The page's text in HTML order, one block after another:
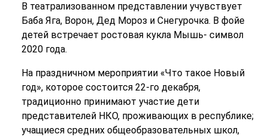
В театрализованном представлении учувствует
Баба Яга, Ворон, Дед Мороз и Снегурочка. В фойе
детей встречает ростовая кукла Мышь- символ
2020 года.
На праздничном мероприятии «Что такое Новый
год», которое состоится 22-го декабря,
традиционно принимают участие дети
представителей НКО, проживающих в республике;
учащиеся средних общеобразовательных школ,